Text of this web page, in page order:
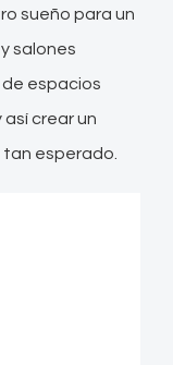
sueño para un
salones
espacios
crear un
esperado.